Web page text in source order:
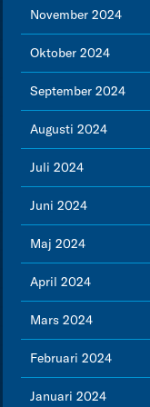
November 2024
Oktober 2024
September 2024
Augusti 2024
Juli 2024
Juni 2024
Maj 2024
April 2024
Mars 2024
Februari 2024
Januari 2024